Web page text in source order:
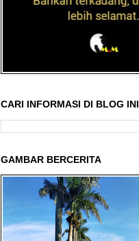
CARI INFORMASI DI BLOG INI
GAMBAR BERCERITA